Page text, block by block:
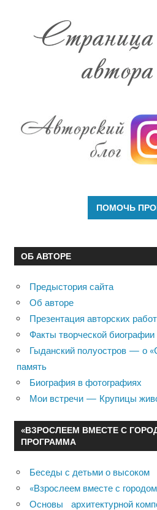
ОБ АВТОРЕ
Предыстория сайта
Об авторе
Презентация авторских работ
Факты творческой биографии
Гыданский полуостров — о
память
Биография в фотографиях
Мои встречи — Крупицы
«ВЗРОСЛЕЕМ ВМЕСТЕ С
ПРОГРАММА
Беседы с детьми о высоком
«Взрослеем вместе с
Основы архитектурной